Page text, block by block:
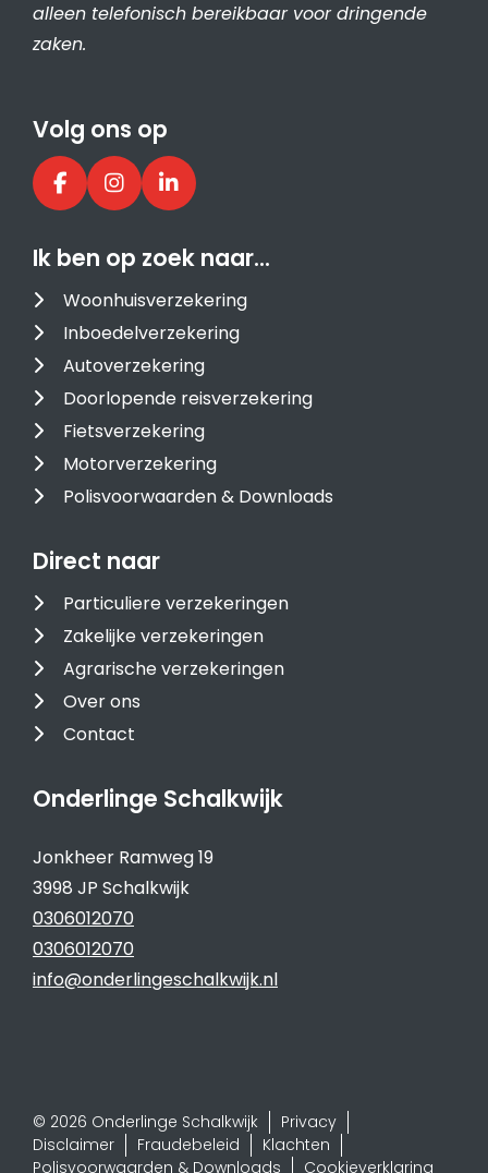
alleen telefonisch bereikbaar voor dringende
zaken.
Volg ons op
Ik ben op zoek naar…
Woonhuisverzekering
Inboedelverzekering
Autoverzekering
Doorlopende reisverzekering
Fietsverzekering
Motorverzekering
Polisvoorwaarden & Downloads
Direct naar
Particuliere verzekeringen
Zakelijke verzekeringen
Agrarische verzekeringen
Over ons
Contact
Onderlinge Schalkwijk
Jonkheer Ramweg 19
3998 JP Schalkwijk
0306012070
0306012070
info@onderlingeschalkwijk.nl
© 2026 Onderlinge Schalkwijk
Privacy
Disclaimer
Fraudebeleid
Klachten
Polisvoorwaarden & Downloads
Cookieverklaring